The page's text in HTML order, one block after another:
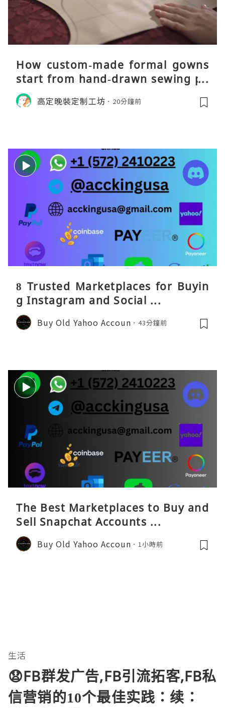
How custom‑made formal gowns
start from hand‑drawn sewing pa
tterns
高定晚裝定制工坊 20分鐘前
8 Trusted Marketplaces for Buyin
g Instagram and Social ...
Buy Old Yahoo Accoun 43分鐘前
The Best Marketplaces to Buy and
Sell Snapchat Accounts ...
Buy Old Yahoo Accoun 1小時前
生活
😧FB群发广告,FB引流拓客,FB私
信营销的10个最佳实践：续：